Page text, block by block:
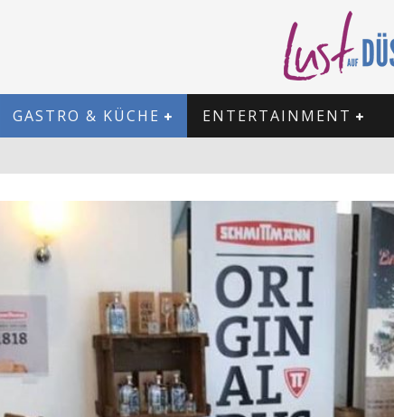
GASTRO & KÜCHE ENTERTAINMENT